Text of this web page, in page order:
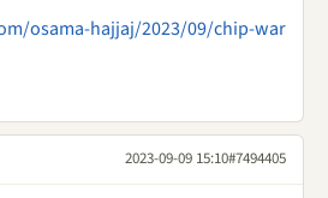
osama-hajjaj/2023/09/chip-war
2023-09-09 15:10#7494405